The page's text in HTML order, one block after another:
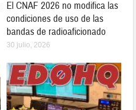
El CNAF 2026 no modifica las
condiciones de uso de las
bandas de radioaficionado
30 julio, 2026